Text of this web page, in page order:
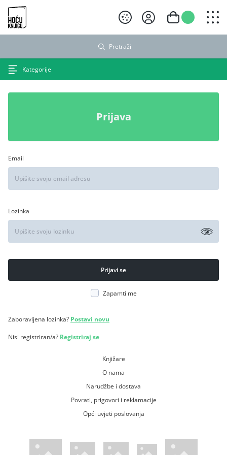
Hoću knjigu crni logo
Pretraži
Kategorije
Prijava
Email
Lozinka
Zapamti me
Zaboravljena lozinka? Postavi novu
Nisi registriran/a? Registriraj se
Knjižare
O nama
Narudžbe i dostava
Povrati, prigovori i reklamacije
Opći uvjeti poslovanja
WsPay web stranicaMaestro web stranicaMastercard web stranicaAmerican Express web stranica
Visa web stranica